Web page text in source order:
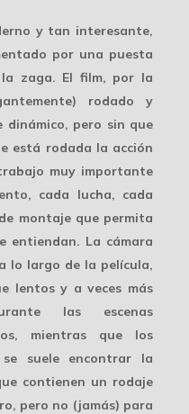
y tan interesante,
por una puesta
zaga. El film, por la
rodado y
dinámico, pero sin que
está rodada la acción
muy importante
cada lucha, cada
montaje que permita
entiendan. La cámara
lo largo de la película,
lentos y a veces más
las escenas
mientras que los
suele encontrar la
contienen un rodaje
pero no (jamás) para